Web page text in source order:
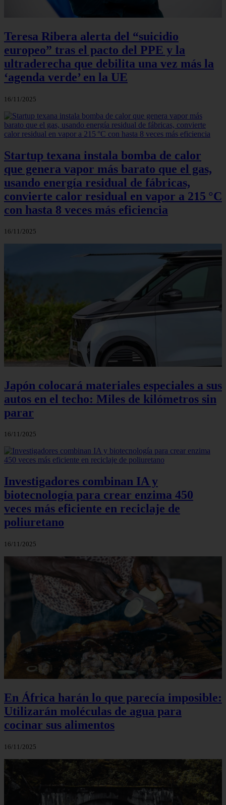
Teresa Ribera alerta del “suicidio
europeo” tras el pacto del PPE y la
ultraderecha que debilita una vez más la
‘agenda verde’ en la UE
16/11/2025
Startup texana instala bomba de calor
que genera vapor más barato que el gas,
usando energía residual de fábricas,
convierte calor residual en vapor a 215 °C
con hasta 8 veces más eficiencia
16/11/2025
Japón colocará materiales especiales a sus
autos en el techo: Miles de kilómetros sin
parar
16/11/2025
Investigadores combinan IA y
biotecnología para crear enzima 450
veces más eficiente en reciclaje de
poliuretano
16/11/2025
En África harán lo que parecía imposible:
Utilizarán moléculas de agua para
cocinar sus alimentos
16/11/2025